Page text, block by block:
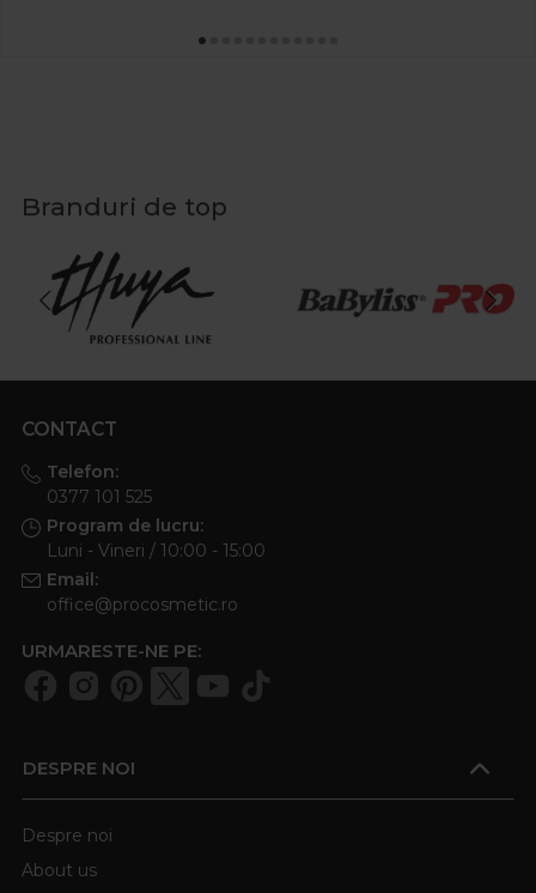
Branduri de top
CONTACT
Telefon:
0377 101 525
Program de lucru:
Luni - Vineri / 10:00 - 15:00
Email:
office@procosmetic.ro
URMARESTE-NE PE:
DESPRE NOI
Despre noi
About us